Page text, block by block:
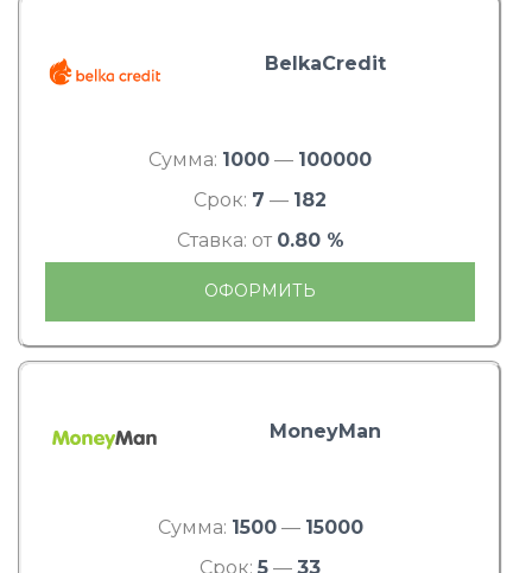
BelkaCredit
Сумма: 1000 — 100000
Срок: 7 — 182
Ставка: от 0.80 %
ОФОРМИТЬ
MoneyMan
Сумма: 1500— 15000
Срок: 5 — 33